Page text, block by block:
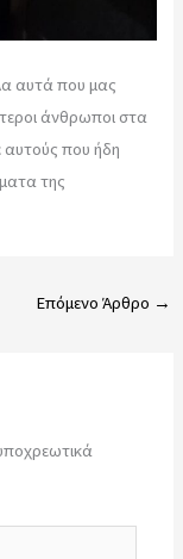
αυτά που μας
άνθρωποι στα
αυτούς που ήδη
της
Επόμενο Άρθρο →